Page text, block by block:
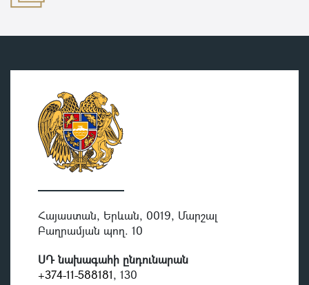
Հայաստան, Երևան, 0019, Մարշալ
Բաղրամյան պող. 10
ՍԴ նախագահի ընդունարան
+374-11-588181, 130